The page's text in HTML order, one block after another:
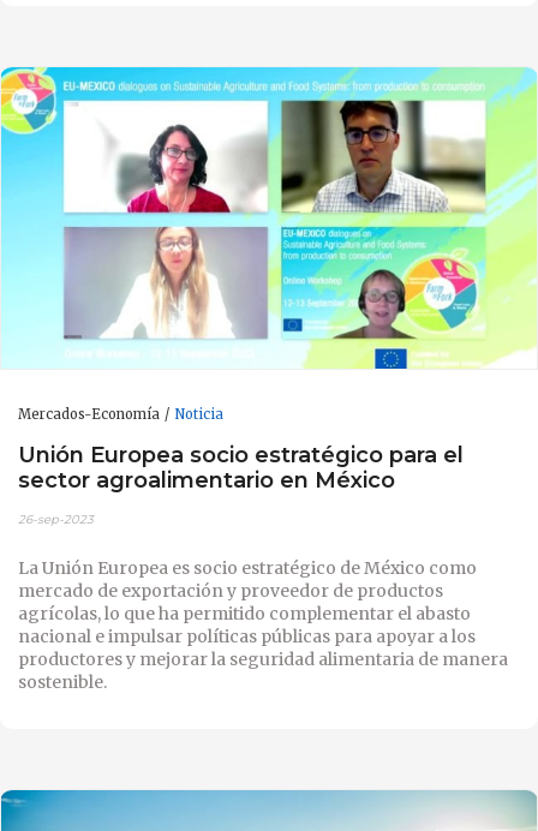
Mercados-Economía Noticia
Unión Europea socio estratégico para el
sector agroalimentario en México
26-sep-2023
La Unión Europea es socio estratégico de México como
mercado de exportación y proveedor de productos
agrícolas, lo que ha permitido complementar el abasto
nacional e impulsar políticas públicas para apoyar a los
productores y mejorar la seguridad alimentaria de manera
sostenible.